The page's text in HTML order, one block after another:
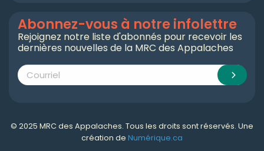
Abonnez-vous à notre infolettre
Rejoignez notre liste d'abonnés pour recevoir les
dernières nouvelles de la MRC des Appalaches
© 2025 MRC des Appalaches. Tous les droits sont réservés. Une
création de Numérique.ca